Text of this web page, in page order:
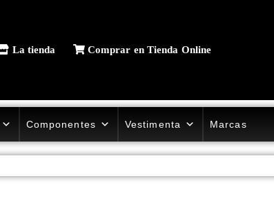
La tienda Comprar en Tienda Online
Componentes Vestimenta Marcas